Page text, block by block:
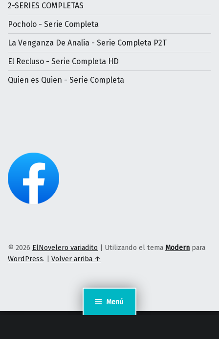
Menú
2-SERIES COMPLETAS
Pocholo - Serie Completa
La Venganza De Analia - Serie Completa P2T
El Recluso - Serie Completa HD
Quien es Quien - Serie Completa
© 2026 ElNovelero variadito | Utilizando el tema Modern para
WordPress. | Volver arriba ↑